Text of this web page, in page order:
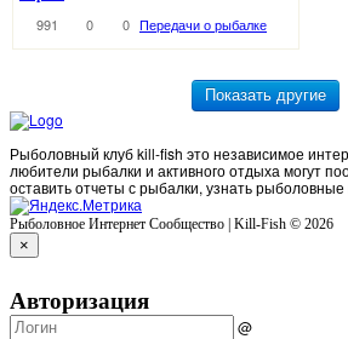
991 0 0 Передачи о рыбалке
Рыболовный клуб kill-fish это независимое
любители рыбалки и активного отдыха могут
оставить отчеты с рыбалки, узнать рыболовные
Рыболовное Интернет Сообщество | Kill-Fish © 2026
×
Авторизация
@